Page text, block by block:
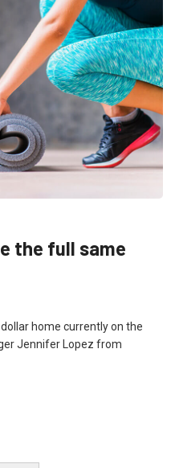
the full same
home currently on the
Jennifer Lopez from